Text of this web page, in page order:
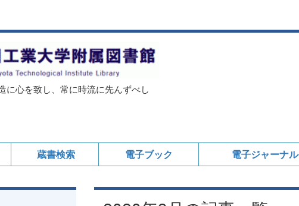
に心を致し、常に時流に先んずべし
蔵書検索 電子ブック 電子ジャーナル